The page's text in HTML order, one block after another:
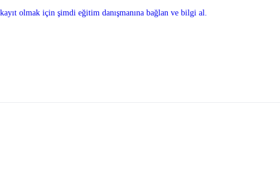
olmak için şimdi eğitim danışmanına bağlan ve bilgi al.